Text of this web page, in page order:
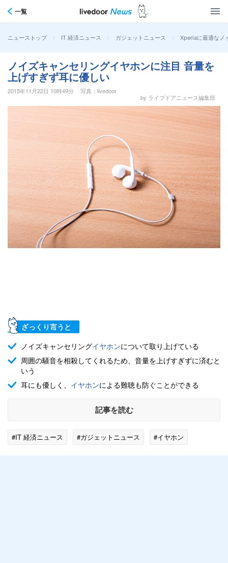
一覧
ニューストップ > IT 経済ニュース > ガジェットニュース > Xperiaに最適なノ
ノイズキャンセリングイヤホンに注目 音量を
上げすぎず耳に優しい
2015年11月22日 10時49分
写真：livedoor
by ライブドアニュース編集部
ざっくり言うと
ノイズキャンセリングイヤホンについて取り上げている
周囲の騒音を相殺してくれるため、音量を上げすぎずに済むと
いう
耳にも優しく、 イヤホンによる難聴も防ぐことができる
記事を読む
#IT 経済ニュース #ガジェットニュース #イヤホン